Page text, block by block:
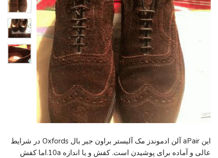
این aPair آلن ادموندز مک آلیستر براون جیر بال Oxfords در شرایط
عالی و آماده برای پوشیدن است. کفش و یا اندازه 10a.اما کفش